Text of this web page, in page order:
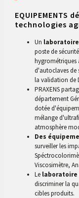
EQUIPEMENTS
technologies
Un
poste de
hygrométriques
d'autoclaves de
la validation de
PRAXENS
département
dotée
mélange
atmosphère
Des
surveiller les
Viscosimètre,
Lelaboratoire
discriminer la
cibles produits.